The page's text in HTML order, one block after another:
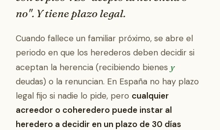
no". Y tiene plazo legal.
Cuando fallece un familiar próximo, se abre el
periodo en que los herederos deben decidir si
aceptan la herencia (recibiendo bienes y
deudas) o la renuncian. En España no hay plazo
legal fijo si nadie lo pide, pero cualquier
acreedor o coheredero puede instar al
heredero a decidir en un plazo de 30 días